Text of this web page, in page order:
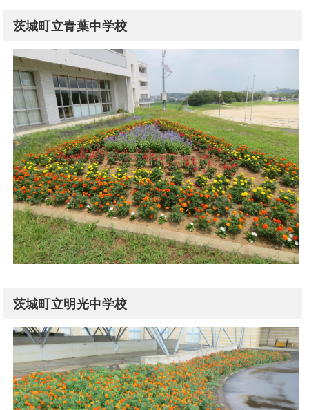
茨城町立青葉中学校
茨城町立明光中学校